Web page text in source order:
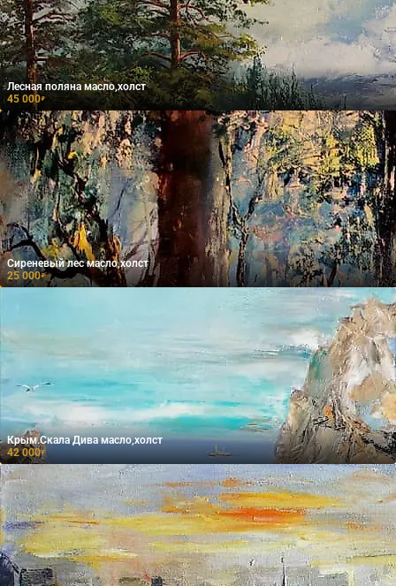
Лесная поляна масло,холст
45 000₽
Сиреневый лес масло,холст
25 000₽
Крым.Скала Дива масло,холст
42 000₽